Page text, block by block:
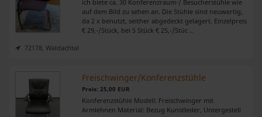
zu können und die Zugriffe auf unsere Website zu
analysieren. Außerdem geben wir Informationen zu Ihrer
soziale Medien, Werbung und Analysen weiter. Unsere
weiteren Daten zusammen, die Sie ihnen bereitgestellt
haben oder die sie im Rahmen Ihrer Nutzung der Dienste
gesammelt haben.
ich biete ca. 30 Konferenzraum-/ Besucherstühle wie
auf dem Bild zu sehen an. Die Stühle sind neuwertig,
da 2 x benutzt, seither abgedeckt gelagert. Einzelpreis
€ 29,-/Stück, bei 5 Stück € 25,-/Stüc ..
72178, Waldachtal
Freischwinger/Konferenzstühle
Preis: 25,00 EUR
Konferenzstühle Modell: Freischwinger mit
Armlehnen Material: Bezug Kunstleder, Untergestell